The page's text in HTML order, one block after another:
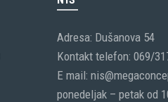
Adresa: Dušanova 54
Kontakt telefon: 069/
E mail:
ponedeljak – petak od